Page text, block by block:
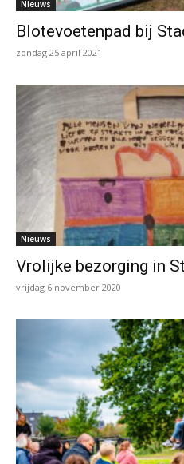
Nieuws
Blotevoetenpad bij
zondag 25 april 2021
Nieuws
Vrolijke bezorging in
vrijdag 6 november 2020